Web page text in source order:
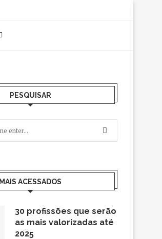
PESQUISAR
MAIS ACESSADOS
30 profissões que serão
as mais valorizadas até
2025